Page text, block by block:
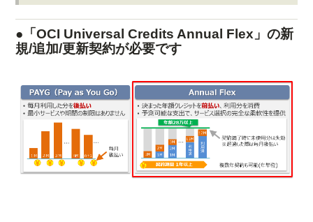
●「OCI Universal Credits Annual Flex」の新
規/追加/更新契約が必要です